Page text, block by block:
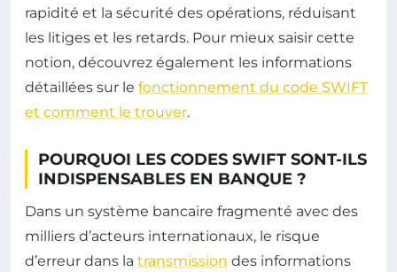
rapidité et la sécurité des opérations, réduisant
les litiges et les retards. Pour mieux saisir cette
notion, découvrez également les informations
détaillées sur le fonctionnement du code SWIFT
et comment le trouver.
POURQUOI LES CODES SWIFT SONT-ILS
INDISPENSABLES EN BANQUE ?
Dans un système bancaire fragmenté avec des
milliers d’acteurs internationaux, le risque
d’erreur dans la transmission des informations